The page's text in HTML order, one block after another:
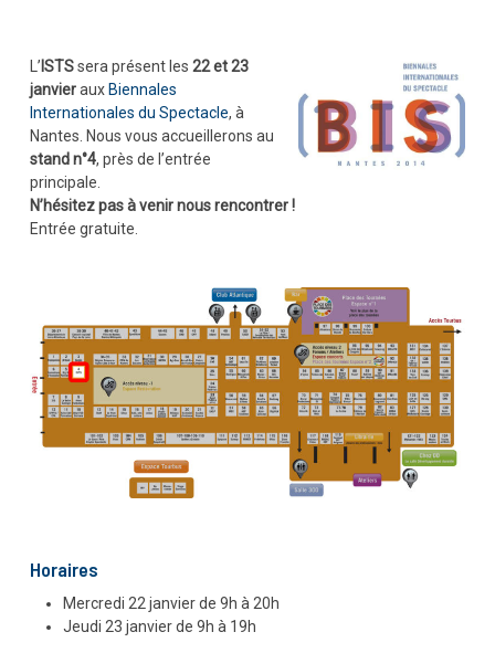
L’ ISTSsera présent les 22 et 23
janvieraux Biennales
Internationales du Spectacle, à
Nantes. Nous vous accueillerons au
stand n°4, près de l’entrée
principale.
N’hésitez pas à venir nous rencontrer !
Entrée gratuite.
Horaires
Mercredi 22 janvier de 9h à 20h
Jeudi 23 janvier de 9h à 19h